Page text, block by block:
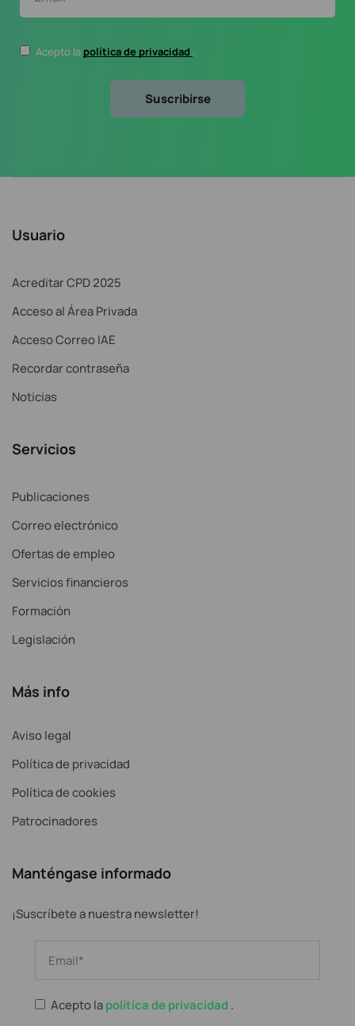
Acepto la política de privacidad .
Usuario
Acreditar CPD 2025
Acceso al Área Privada
Acceso Correo IAE
Recordar contraseña
Noticias
Servicios
Publicaciones
Correo electrónico
Ofertas de empleo
Servicios financieros
Formación
Legislación
Más info
Aviso legal
Política de privacidad
Política de cookies
Patrocinadores
Manténgase informado
¡Suscríbete a nuestra newsletter!
Acepto lapolítica de privacidad .